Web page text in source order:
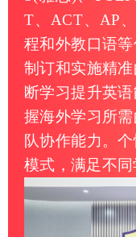
T、ACT、AP
程和外教口语
制订和实施精
断学习提升英
握海外学习所
队协作能力。
模式，满足不同